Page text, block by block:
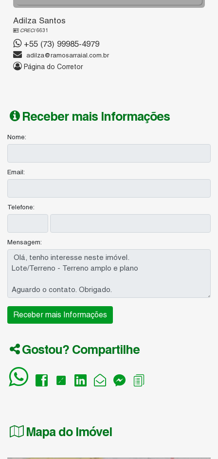
Adilza Santos
CRECI6631
+55 (73) 99985-4979
adilza@ramosarraial.com.br
Página do Corretor
Receber mais Informações
Nome:
Email:
Telefone:
Mensagem:
Gostou? Compartilhe
Mapa do Imóvel